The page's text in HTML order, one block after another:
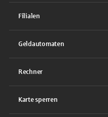
Filialen
Geldautomaten
Rechner
Karte sperren